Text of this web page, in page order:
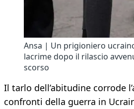
Ansa | Un prigioniero
lacrime dopo il rilascio
scorso
Il tarlo dell’abitudine corrode
confronti della guerra in